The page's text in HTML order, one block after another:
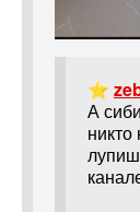
⭐
А
никто